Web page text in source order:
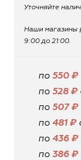
Уточняйте
Наши магазины
9:00 до 21:00.
по 550 ₽
по 528 ₽
по 507 ₽
по 481 ₽
по 436 ₽
по 386 ₽